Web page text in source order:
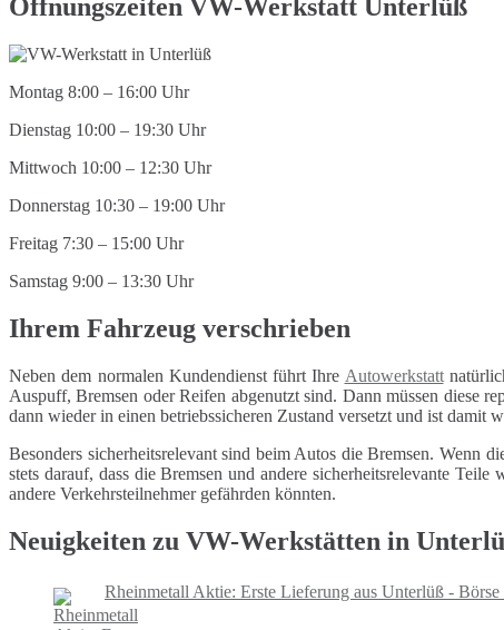
Öffnungszeiten VW-Werkstatt Unterlüß
Montag 8:00 – 16:00 Uhr
Dienstag 10:00 – 19:30 Uhr
Mittwoch 10:00 – 12:30 Uhr
Donnerstag 10:30 – 19:00 Uhr
Freitag 7:30 – 15:00 Uhr
Samstag 9:00 – 13:30 Uhr
Ihrem Fahrzeug verschrieben
Neben dem normalen Kundendienst führt Ihre Autowerkstatt
Auspuff, Bremsen oder Reifen abgenutzt sind. Dann müssen diese
dann wieder in einen betriebssicheren Zustand versetzt und ist
Besonders sicherheitsrelevant sind beim Autos die Bremsen. Wenn
stets darauf, dass die Bremsen und andere sicherheitsrelevante
andere Verkehrsteilnehmer gefährden könnten.
Neuigkeiten zu VW-Werkstätten in
Rheinmetall Aktie: Erste Lieferung aus Unterlüß - Börse